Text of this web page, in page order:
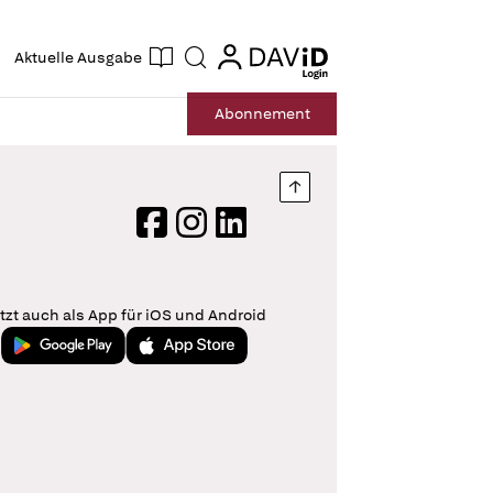
Aktuelle Ausgabe Suche login
login
Abonnement
Nach oben springen
FacebookInstagram
LinkedIn
auch als App für iOS und Android
Jetzt bei Google PlayLaden im App Store